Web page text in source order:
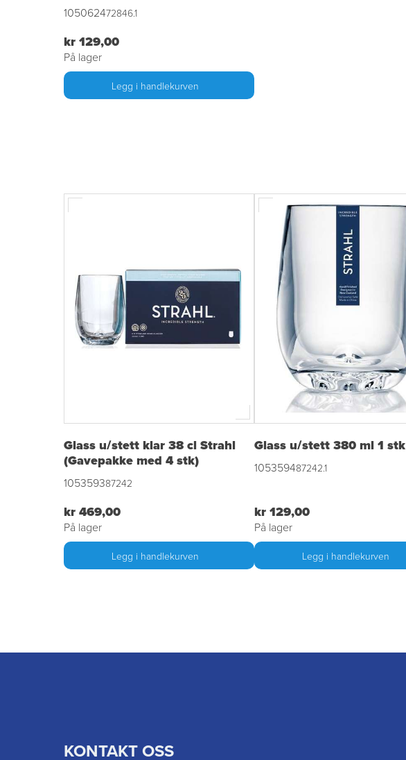
105062472846.1
kr 129,00
På lager
Legg i handlekurven
Glass u/stett klar 38 cl Strahl
(Gavepakke med 4 stk)
105359387242
kr 469,00
På lager
Legg i handlekurven
Glass u/stett 380 ml 1 stk
105359487242.1
kr 129,00
På lager
Legg i handlekurven
KONTAKT OSS